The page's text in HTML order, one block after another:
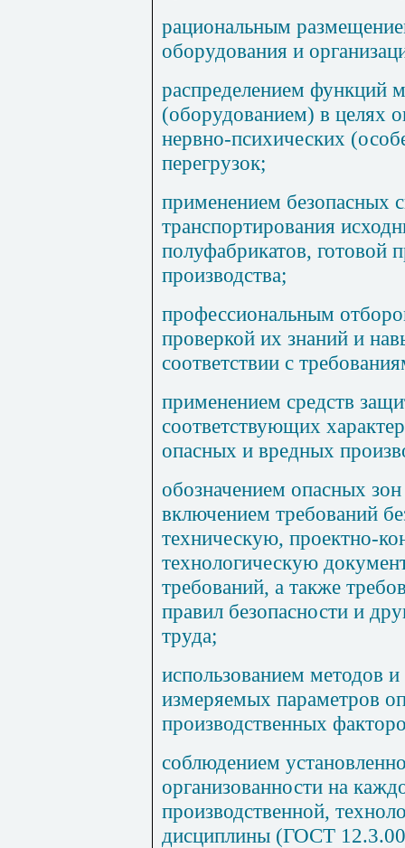
рациональным
оборудования и
распределением функций
(оборудованием) в целях
нервно-психических
перегрузок;
применением безопасных
транспортирования
полуфабрикатов, готовой
производства;
профессиональным
проверкой их знаний и
соответствии с
применением средств
соответствующих
опасных и вредных
обозначением опасных
включением требований
техническую, проектно-
технологическую
требований, а также
правил безопасности и
труда;
использованием методов и
измеряемых параметров
производственных
соблюдением
организованности на
производственной,
дисциплины (ГОСТ